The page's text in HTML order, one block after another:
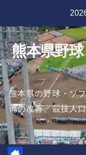
content
熊本県野
熊本県の野球・ソ
備の改善、競技人